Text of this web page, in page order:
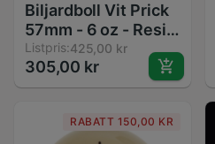
Biljardboll Vit Prick
57mm - 6 oz - Resin
- Träningsboll för
Snooker
Listpris:425,00 kr
305,00 kr
RABATT 150,00 KR